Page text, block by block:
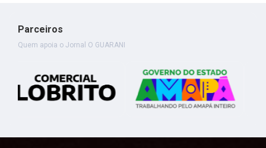
Parceiros
Quem apoia o Jornal O GUARANI